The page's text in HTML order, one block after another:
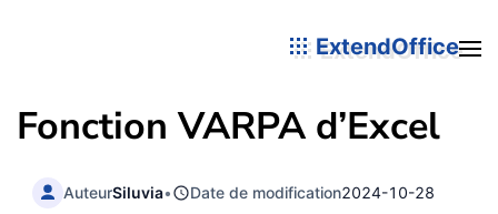
ExtendOffice
Fonction VARPA d’Excel
AuteurSiluvia• Date de modification2024-10-28